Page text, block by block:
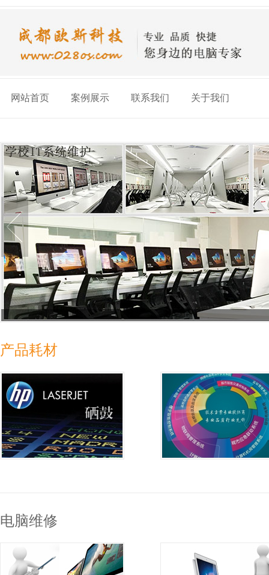
网站首页 案例展示 联系我们 关于我们
产品耗材
打印耗材
电脑维修